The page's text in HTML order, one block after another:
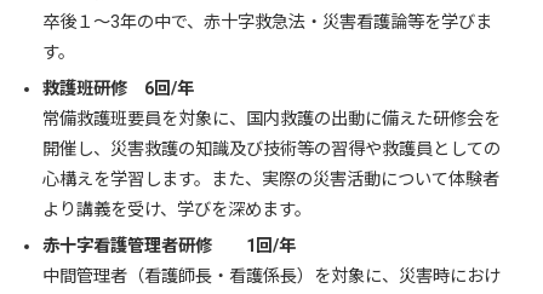
卒後１～3年の中で、赤十字救急法・災害看護論等を学びま
す。
救護班研修 6回/年
常備救護班要員を対象に、国内救護の出動に備えた研修会を
開催し、災害救護の知識及び技術等の習得や救護員としての
心構えを学習します。また、実際の災害活動について体験者
より講義を受け、学びを深めます。
赤十字看護管理者研修 1回/年
中間管理者（看護師長・看護係長）を対象に、災害時におけ